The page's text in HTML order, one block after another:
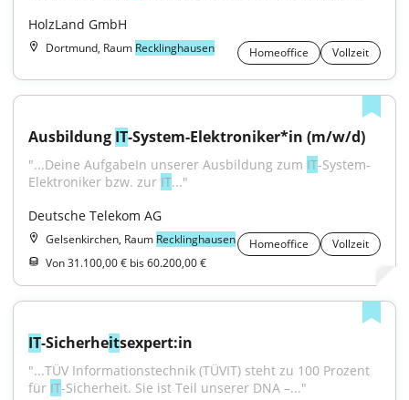
HolzLand GmbH
Dortmund, Raum Recklinghausen Homeoffice Vollzeit
Ausbildung IT-System-Elektroniker*in (m/w/d)
"...Deine AufgabeIn unserer Ausbildung zum IT-System-
Elektroniker bzw. zur IT..."
Deutsche Telekom AG
Gelsenkirchen, Raum Recklinghausen Homeoffice
Vollzeit
Von 31.100,00 € bis 60.200,00 €
IT-Sicherheitsexpert:in
"...TÜV Informationstechnik (TÜVIT) steht zu 100 Prozent
für IT-Sicherheit. Sie ist Teil unserer DNA –..."